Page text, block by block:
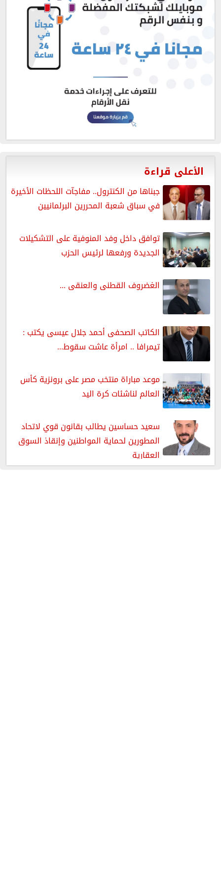
الأعلى قراءة
جبناها من الكنترول.. مفاجآت اللحظات الأخيرة
في سباق شعبة المحررين البرلمانيين
توافق داخل وفد المنوفية على التشكيلات
الجديدة ورفعها لرئيس الحزب
الغضروف القطنى والعنقى ...
الكاتب الصحفى أحمد جلال عيسى يكتب :
تيمرافا .. امرأة عاشت سقوط...
موعد مباراة منتخب مصر على برونزية كأس
العالم لناشئات كرة اليد
سعيد حساسين يطالب بقانون قوي لاتحاد
المطورين لحماية المواطنين وإنقاذ السوق
العقارية